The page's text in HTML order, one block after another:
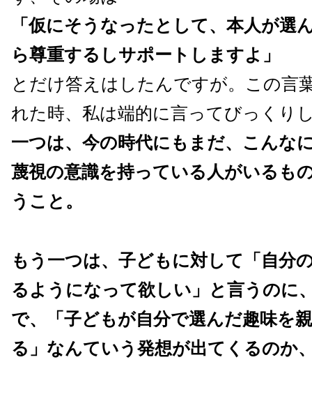
「仮にそうなったとして、本人が選
ら尊重するしサポートしますよ」
とだけ答えはしたんですが。この言
れた時、私は端的に言ってびっくり
一つは、今の時代にもまだ、こんな
蔑視の意識を持っている人がいるも
うこと。
もう一つは、子どもに対して「自分
るようになって欲しい」と言うのに
で、「子どもが自分で選んだ趣味を
る」なんていう発想が出てくるのか